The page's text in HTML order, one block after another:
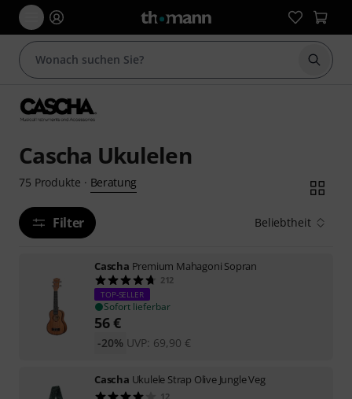
Suche
Cascha Ukulelen
75 Produkte · Beratung
Filter Beliebtheit
Cascha Premium Mahagoni Sopran
212
TOP-SELLER
Sofort lieferbar
56€
UVP: 69,90 €
-20%
Cascha Ukulele Strap Olive Jungle Veg
12